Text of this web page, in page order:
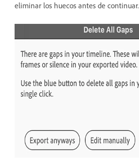
eliminar los huecos antes de continuar.